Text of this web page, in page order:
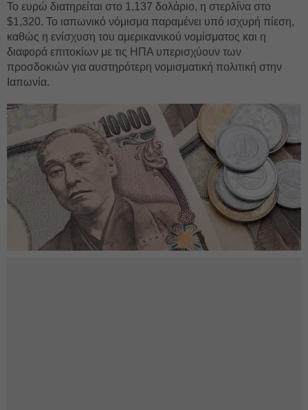
Το ευρώ διατηρείται στο 1,137 δολάριο, η στερλίνα στο
$1,320. Το ιαπωνικό νόμισμα παραμένει υπό ισχυρή πίεση,
καθώς η ενίσχυση του αμερικανικού νομίσματος και η
διαφορά επιτοκίων με τις ΗΠΑ υπερισχύουν των
προσδοκιών για αυστηρότερη νομισματική πολιτική στην
Ιαπωνία.